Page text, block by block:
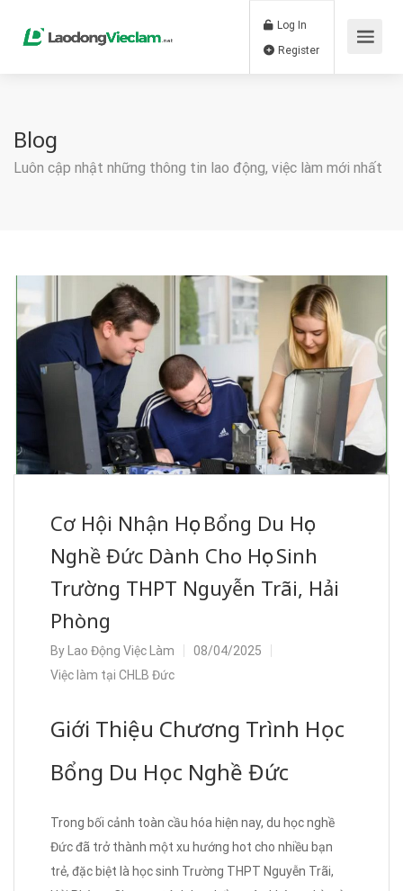
Log In
Blog
Luôn cập nhật những thông tin lao động, việc làm mới nhất
Cơ Hội Nhận Học Bổng Du Học
Nghề Đức Dành Cho Học Sinh
Trường THPT Nguyễn Trãi, Hải
Phòng
By Lao Động Việc Làm
08/04/2025
Việc làm tại CHLB Đức
Giới Thiệu Chương Trình Học
Bổng Du Học Nghề Đức
Trong bối cảnh toàn cầu hóa hiện nay, du học nghề
Đức đã trở thành một xu hướng hot cho nhiều bạn
trẻ, đặc biệt là học sinh Trường THPT Nguyễn Trãi,